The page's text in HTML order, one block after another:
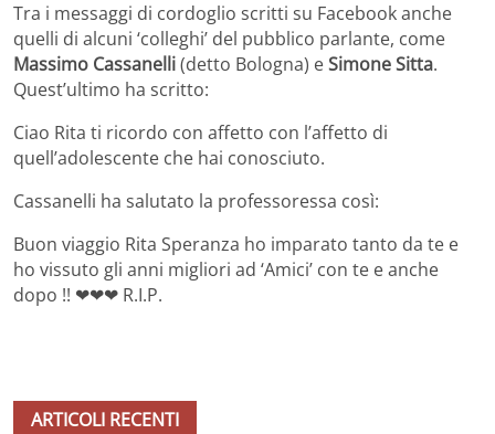
Tra i messaggi di cordoglio scritti su Facebook anche
quelli di alcuni ‘colleghi’ del pubblico parlante, come
Massimo Cassanelli(detto Bologna) eSimone Sitta.
Quest’ultimo ha scritto:
Ciao Rita ti ricordo con affetto con l’affetto di
quell’adolescente che hai conosciuto.
Cassanelli ha salutato la professoressa così:
Buon viaggio Rita Speranza ho imparato tanto da te e
ho vissuto gli anni migliori ad ‘Amici’ con te e anche
dopo !! ❤❤❤ R.I.P.
ARTICOLI RECENTI